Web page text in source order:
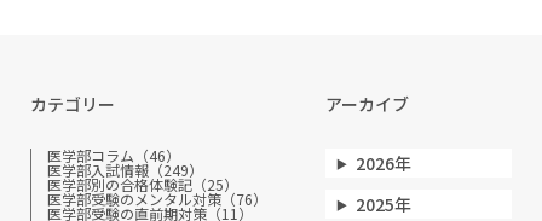
カテゴリー
医学部コラム（46）
医学部入試情報（249）
医学部別の合格体験記（25）
医学部受験のメンタル対策（76）
医学部受験の直前期対策（11）
アーカイブ
2026年
2025年